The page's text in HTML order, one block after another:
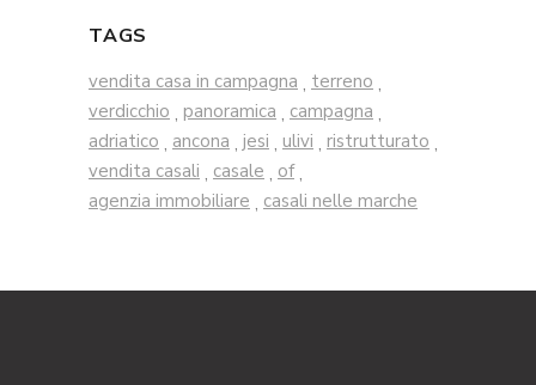
TAGS
vendita casa in campagna , terreno ,
verdicchio , panoramica , campagna ,
adriatico , ancona ,jesi , ulivi , ristrutturato ,
vendita casali , casale , of ,
agenzia immobiliare , casali nelle marche